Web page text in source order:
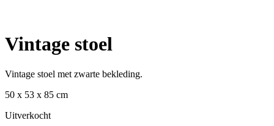
Vintage stoel
Vintage stoel met zwarte bekleding.
50 x 53 x 85 cm
Uitverkocht